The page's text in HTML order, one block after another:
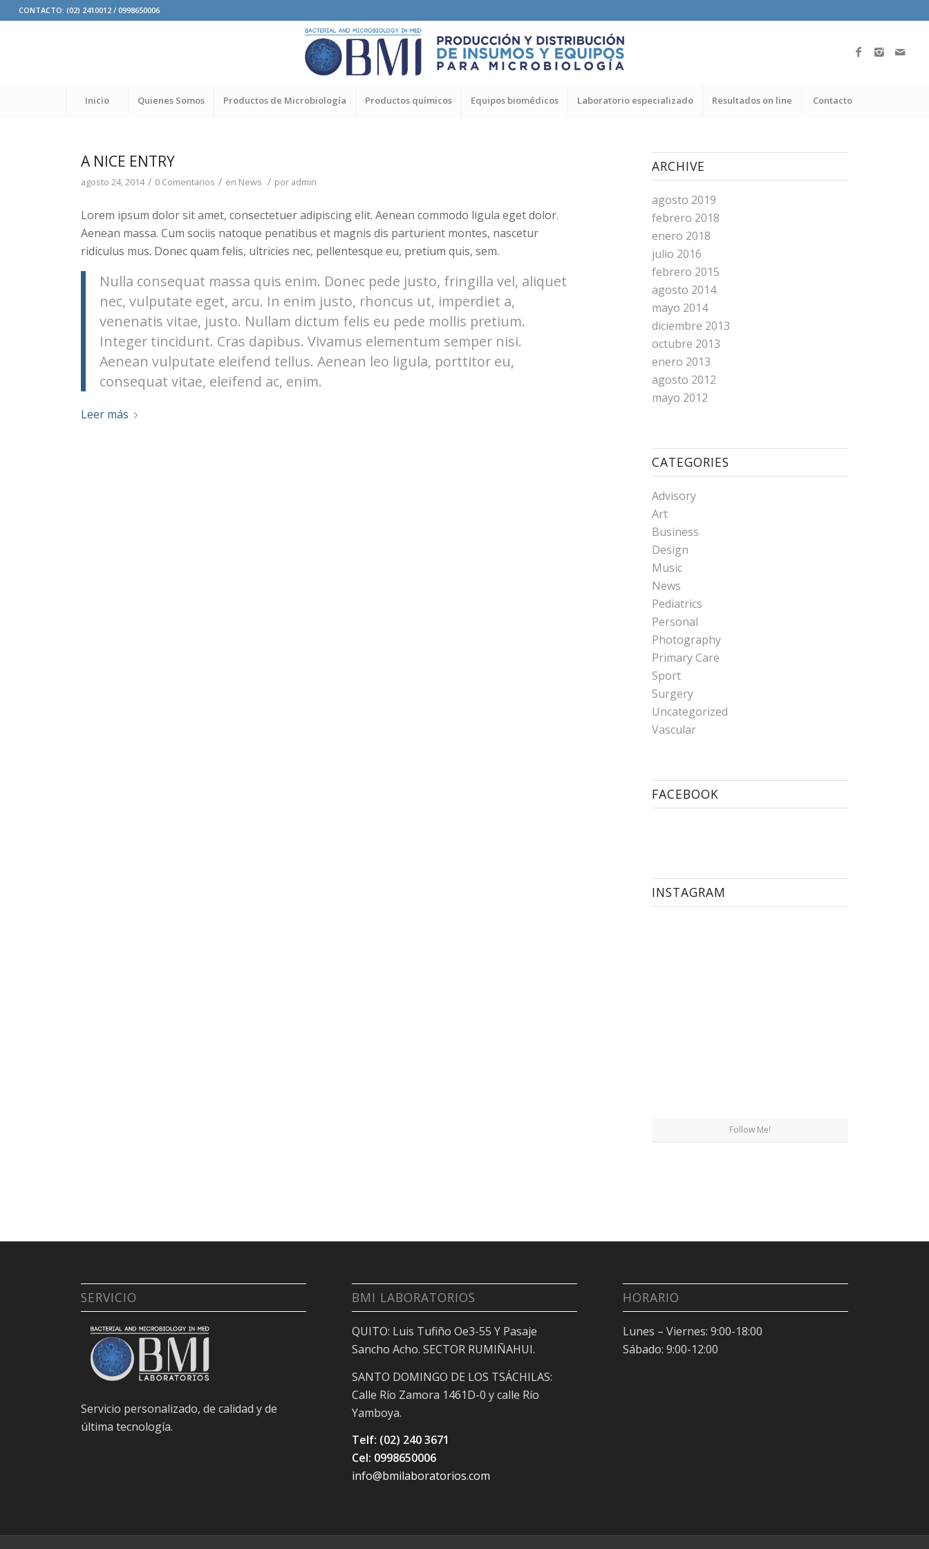
CONTACTO: (02) 2410012 / 0998650006
Inicio Quienes Somos Productos de Microbiología Productos químicos Equipos biomédicos Laboratorio especializado Resultados on line Contacto
A NICE ENTRY
agosto 24, 2014 / 0 Comentarios / en News / por admin
Lorem ipsum dolor sit amet, consectetuer adipiscing elit. Aenean commodo ligula eget dolor.
Aenean massa. Cum sociis natoque penatibus et magnis dis parturient montes, nascetur
ridiculus mus. Donec quam felis, ultricies nec, pellentesque eu, pretium quis, sem.
Nulla consequat massa quis enim. Donec pede justo, fringilla vel, aliquet
nec, vulputate eget, arcu. In enim justo, rhoncus ut, imperdiet a,
venenatis vitae, justo. Nullam dictum felis eu pede mollis pretium.
Integer tincidunt. Cras dapibus. Vivamus elementum semper nisi.
Aenean vulputate eleifend tellus. Aenean leo ligula, porttitor eu,
consequat vitae, eleifend ac, enim.
Leer más
ARCHIVE
agosto 2019
febrero 2018
enero 2018
julio 2016
febrero 2015
agosto 2014
mayo 2014
diciembre 2013
octubre 2013
enero 2013
agosto 2012
mayo 2012
CATEGORIES
Advisory
Art
Business
Design
Music
News
Pediatrics
Personal
Photography
Primary Care
Sport
Surgery
Uncategorized
Vascular
FACEBOOK
INSTAGRAM
Follow Me!
SERVICIO
Servicio personalizado, de calidad y de
última tecnología.
BMI LABORATORIOS
QUITO: Luis Tufiño Oe3-55 Y Pasaje
Sancho Acho. SECTOR RUMIÑAHUI.
SANTO DOMINGO DE LOS TSÁCHILAS:
Calle Río Zamora 1461D-0 y calle Río
Yamboya.
Telf: (02) 240 3671
Cel: 0998650006
info@bmilaboratorios.com
HORARIO
Lunes – Viernes: 9:00-18:00
Sábado: 9:00-12:00